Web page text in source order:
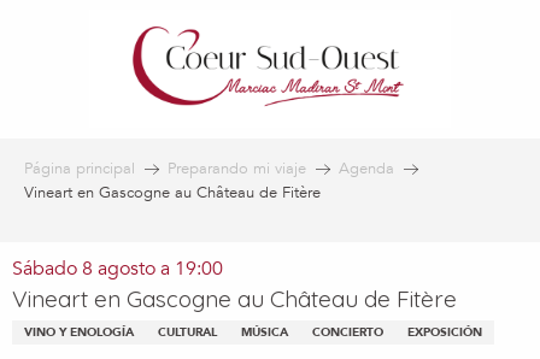
Página principal Preparando mi viaje
Agenda
Vineart en Gascogne au Château de Fitère
Sábado 8 agosto a 19:00
Vineart en Gascogne au Château de Fitère
VINO Y ENOLOGÍA CULTURAL MÚSICA CONCIERTO EXPOSICIÓN